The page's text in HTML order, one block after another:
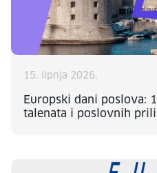
15. lipnja 2026.
Europski dani poslova:
talenata i poslovnih